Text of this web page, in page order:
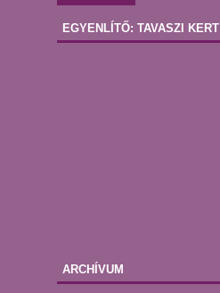
EGYENLÍTŐ: TAVASZI KERT
ARCHÍVUM